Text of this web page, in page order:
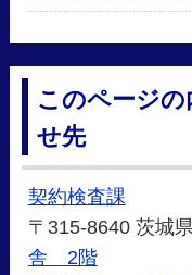
このページ
せ先
契約検査課
〒315-8640 茨城
舎 2階